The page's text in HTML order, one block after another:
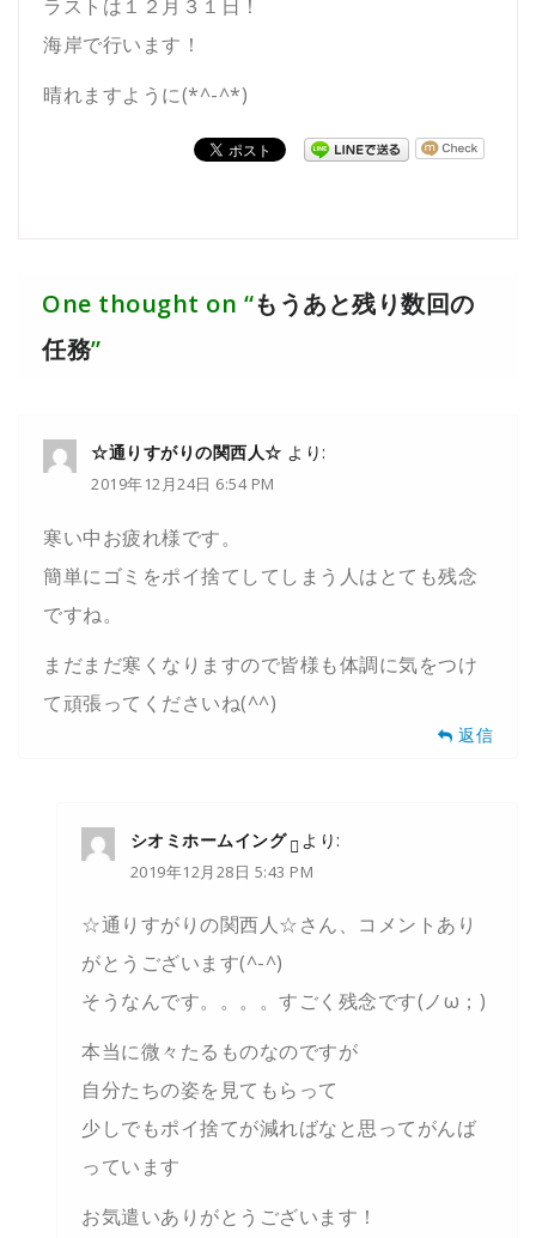
ラストは１２月３１日！
海岸で行います！
晴れますように(*^-^*)
One thought on “もうあと残り数回の
任務”
☆通りすがりの関西人☆ より:
2019年12月24日 6:54 PM
寒い中お疲れ様です。
簡単にゴミをポイ捨てしてしまう人はとても残念
ですね。
まだまだ寒くなりますので皆様も体調に気をつけ
て頑張ってくださいね(^^)
返信
シオミホームイング より:
2019年12月28日 5:43 PM
☆通りすがりの関西人☆さん、コメントあり
がとうございます(^-^)
そうなんです。。。。すごく残念です(ノω；)
本当に微々たるものなのですが
自分たちの姿を見てもらって
少しでもポイ捨てが減ればなと思ってがんば
っています
お気遣いありがとうございます！